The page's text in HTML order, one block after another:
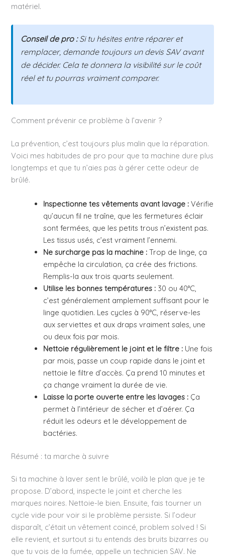
matériel.
Conseil de pro :Si tu hésites entre réparer et
remplacer, demande toujours un devis SAV avant
de décider. Cela te donnera la visibilité sur le coût
réel et tu pourras vraiment comparer.
Comment prévenir ce problème à l’avenir ?
La prévention, c’est toujours plus malin que la réparation.
Voici mes habitudes de pro pour que ta machine dure plus
longtemps et que tu n’aies pas à gérer cette odeur de
brûlé.
Inspectionne tes vêtements avant lavage : Vérifie
qu’aucun fil ne traîne, que les fermetures éclair
sont fermées, que les petits trous n’existent pas.
Les tissus usés, c’est vraiment l’ennemi.
Ne surcharge pas la machine : Trop de linge, ça
empêche la circulation, ça crée des frictions.
Remplis-la aux trois quarts seulement.
Utilise les bonnes températures : 30 ou 40°C,
c’est généralement amplement suffisant pour le
linge quotidien. Les cycles à 90°C, réserve-les
aux serviettes et aux draps vraiment sales, une
ou deux fois par mois.
Nettoie régulièrement le joint et le filtre : Une fois
par mois, passe un coup rapide dans le joint et
nettoie le filtre d’accès. Ça prend 10 minutes et
ça change vraiment la durée de vie.
Laisse la porte ouverte entre les lavages : Ça
permet à l’intérieur de sécher et d’aérer. Ça
réduit les odeurs et le développement de
bactéries.
Résumé : ta marche à suivre
Si ta machine à laver sent le brûlé, voilà le plan que je te
propose. D’abord, inspecte le joint et cherche les
marques noires. Nettoie-le bien. Ensuite, fais tourner un
cycle vide pour voir si le problème persiste. Si l’odeur
disparaît, c’était un vêtement coincé, problem solved ! Si
elle revient, et surtout si tu entends des bruits bizarres ou
que tu vois de la fumée, appelle un technicien SAV. Ne